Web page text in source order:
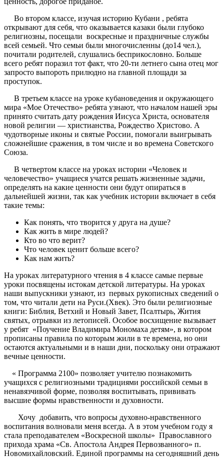
Во втором классе, изучая историю Кубани , ребята
открывают для себя, что оказывается казаки были глубоко
религиозны, посещали воскресные и праздничные службы
всей семьей. Что семьи были многочисленны (до14 чел.),
почитали родителей, слушались бесприкословно. Больше
всего ребят поразил тот факт, что 20-ти летнего сына отец мог
запросто выпороть прилюдно на главной площади за
проступок.
В третьем классе на уроке кубановедения и окружающего
мира «Мое Отечество» ребята узнают, что началом нашей эры
принято считать дату рождения Иисуса Христа, основателя
новой религии — христианства, Рождество Христово. А
чудотворные иконы и святые России, помогали выигрывать
сложнейшие сражения, в том числе и во времена Советского
Союза.
В четвертом классе на уроках истории «Человек и
человечество» учащиеся учатся решать жизненные задачи,
определять на какие ценности они будут опираться в
дальнейшей жизни, так как учебник истории включает в себя
такие темы:
Как понять, что творится у друга на душе?
Как жить в мире людей?
Кто во что верит?
Что человек ценит больше всего?
Как нам жить?
На уроках литературного чтения в 4 классе самые первые
уроки посвящены истокам детской литературы. На уроках
наши выпускники узнают, из первых рукописных сведений о
том, что читали дети на Руси.(Xвек). Это были религиозные
книги: Библия, Ветхий и Новый Завет, Псалтырь, Жития
святых, отрывки из летописей. Особое восхищение вызывает
у ребят «Поучение Владимира Мономаха детям», в котором
прописаны правила по которым жили в те времена, но они
остаются актуальными и в наши дни, поскольку они отражают
вечные ценности.
« Программа 2100» позволяет учителю познакомить
учащихся с религиозными традициями российской семьи в
ненавязчивой форме, позволяя воспитывать, прививать
высшие формы нравственности и духовности.
Хочу добавить, что вопросы духовно-нравственного
воспитания волновали меня всегда. А в этом учебном году я
стала преподавателем «Воскресной школы» Православного
прихода храма «Св. Апостола Андрея Первозванного» п.
Новомихайловский. Единой программы на сегодняшний день